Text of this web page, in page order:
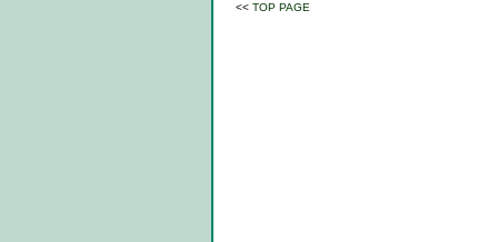
<< TOP PAGE